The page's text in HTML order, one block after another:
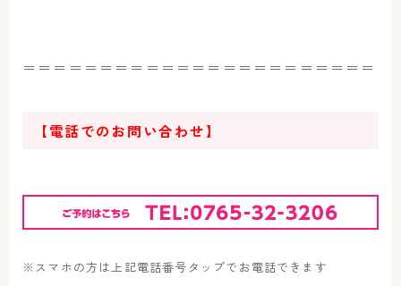
＝＝＝＝＝＝＝＝＝＝＝＝＝＝＝＝＝＝＝＝＝＝＝
【電話でのお問い合わせ】
※スマホの方は上記電話番号タップでお電話できます